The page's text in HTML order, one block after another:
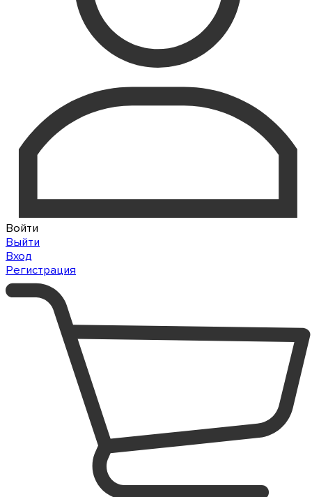
Войти
Выйти
Вход
Регистрация